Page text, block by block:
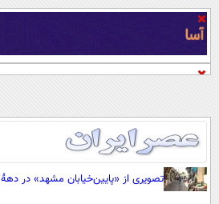
صفحه اول
تصویری از «پایین‌خیابان مشهد» در دهۀ 1320